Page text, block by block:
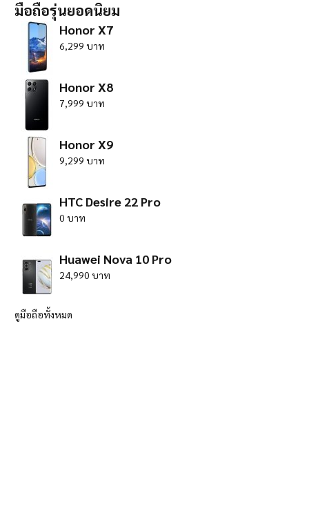
มือถือรุ่นยอดนิยม
Honor X7
6,299 บาท
Honor X8
7,999 บาท
Honor X9
9,299 บาท
HTC Desire 22 Pro
0 บาท
Huawei Nova 10 Pro
24,990 บาท
ดูมือถือทั้งหมด